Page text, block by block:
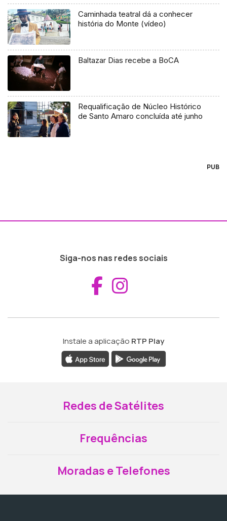
Caminhada teatral dá a conhecer
história do Monte (vídeo)
Baltazar Dias recebe a BoCA
Requalificação de Núcleo Histórico
de Santo Amaro concluída até junho
PUB
Siga-nos nas redes sociais
Aceder ao
Instale a aplicação RTP Play
Redes de Satélites
Frequências
Moradas e Telefones